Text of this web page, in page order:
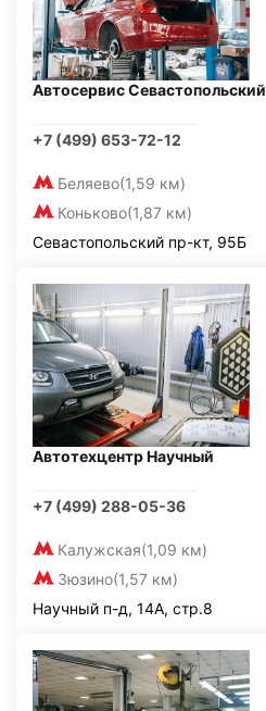
Автосервис Севастопольский
+7 (499) 653-72-12
Беляево(1,59 км)
Коньково(1,87 км)
Севастопольский пр-кт, 95Б
Автотехцентр Научный
+7 (499) 288-05-36
Калужская(1,09 км)
Зюзино(1,57 км)
Научный п-д, 14А, стр.8